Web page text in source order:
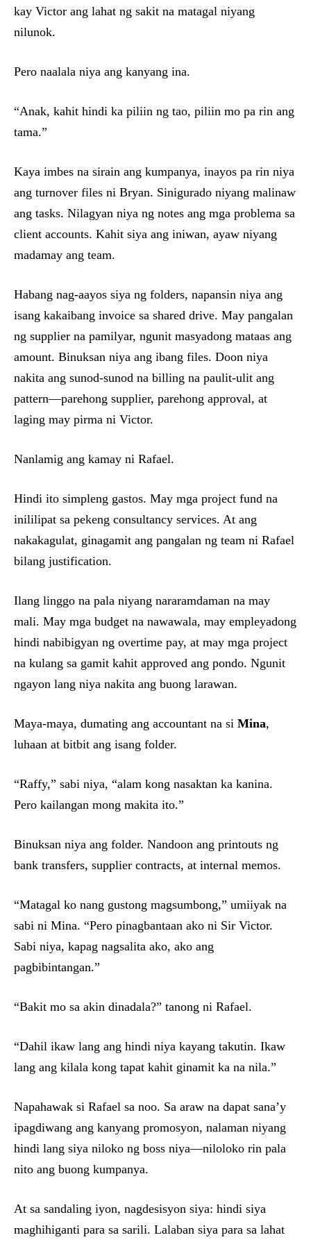
kay Victor ang lahat ng sakit na matagal niyang
nilunok.
Pero naalala niya ang kanyang ina.
“Anak, kahit hindi ka piliin ng tao, piliin mo pa rin ang
tama.”
Kaya imbes na sirain ang kumpanya, inayos pa rin niya
ang turnover files ni Bryan. Sinigurado niyang malinaw
ang tasks. Nilagyan niya ng notes ang mga problema sa
client accounts. Kahit siya ang iniwan, ayaw niyang
madamay ang team.
Habang nag-aayos siya ng folders, napansin niya ang
isang kakaibang invoice sa shared drive. May pangalan
ng supplier na pamilyar, ngunit masyadong mataas ang
amount. Binuksan niya ang ibang files. Doon niya
nakita ang sunod-sunod na billing na paulit-ulit ang
pattern—parehong supplier, parehong approval, at
laging may pirma ni Victor.
Nanlamig ang kamay ni Rafael.
Hindi ito simpleng gastos. May mga project fund na
inililipat sa pekeng consultancy services. At ang
nakakagulat, ginagamit ang pangalan ng team ni Rafael
bilang justification.
Ilang linggo na pala niyang nararamdaman na may
mali. May mga budget na nawawala, may empleyadong
hindi nabibigyan ng overtime pay, at may mga project
na kulang sa gamit kahit approved ang pondo. Ngunit
ngayon lang niya nakita ang buong larawan.
Maya-maya, dumating ang accountant na si Mina,
luhaan at bitbit ang isang folder.
“Raffy,” sabi niya, “alam kong nasaktan ka kanina.
Pero kailangan mong makita ito.”
Binuksan niya ang folder. Nandoon ang printouts ng
bank transfers, supplier contracts, at internal memos.
“Matagal ko nang gustong magsumbong,” umiiyak na
sabi ni Mina. “Pero pinagbantaan ako ni Sir Victor.
Sabi niya, kapag nagsalita ako, ako ang
pagbibintangan.”
“Bakit mo sa akin dinadala?” tanong ni Rafael.
“Dahil ikaw lang ang hindi niya kayang takutin. Ikaw
lang ang kilala kong tapat kahit ginamit ka na nila.”
Napahawak si Rafael sa noo. Sa araw na dapat sana’y
ipagdiwang ang kanyang promosyon, nalaman niyang
hindi lang siya niloko ng boss niya—niloloko rin pala
nito ang buong kumpanya.
At sa sandaling iyon, nagdesisyon siya: hindi siya
maghihiganti para sa sarili. Lalaban siya para sa lahat